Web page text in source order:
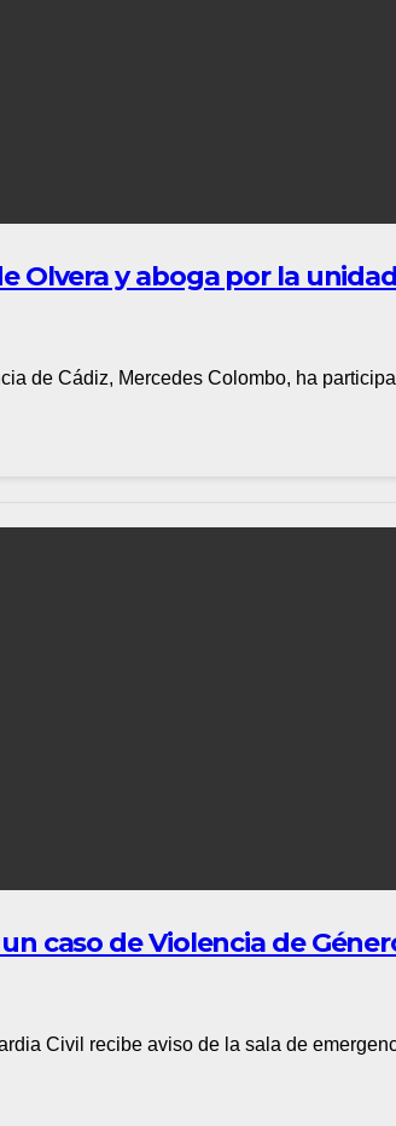
Olvera y aboga por la
de Cádiz, Mercedes Colombo, ha
caso de Violencia de
Civil recibe aviso de la sala de